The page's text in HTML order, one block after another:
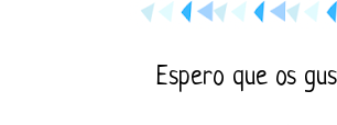
Espero que os